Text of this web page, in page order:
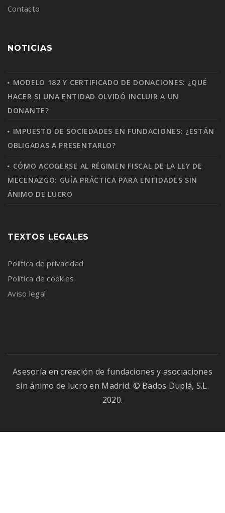
Contacto
NOTICIAS
MODELO 182 Y CERTIFICADO DE DONACIONES: ¿QUÉ
HACER SI UNA ENTIDAD OLVIDÓ INCLUIR A UN
DONANTE?
IMPUESTO DE SOCIEDADES EN FUNDACIONES: ¿ESTÁN
OBLIGADAS A PRESENTARLO?
CÓMO ACOGERSE AL RÉGIMEN FISCAL DE LA LEY DE
MECENAZGO: GUÍA PRÁCTICA PARA ENTIDADES SIN
ÁNIMO DE LUCRO
TEXTOS LEGALES
Política de privacidad
Política de cookies
Aviso legal
Asesoría en creación de fundaciones y asociaciones
sin ánimo de lucro en Madrid. © Bados Duplá, S.L.
2020.